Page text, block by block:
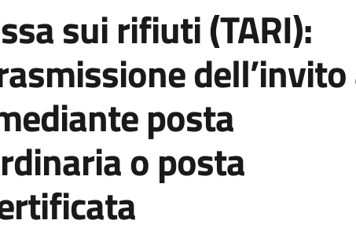
sui rifiuti (TARI):
dell’invito
posta
o posta